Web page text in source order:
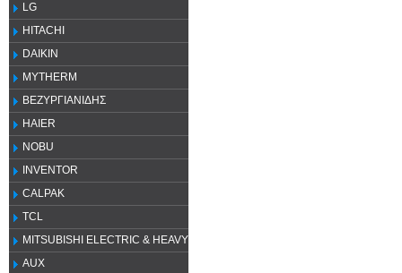
LG
HITACHI
DAIKIN
MYTHERM
ΒΕΖΥΡΓΙΑΝΙΔΗΣ
HAIER
NOBU
INVENTOR
CALPAK
TCL
MITSUBISHI ELECTRIC & HEAVY
AUX